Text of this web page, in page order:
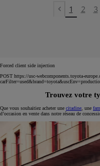
Previous
1 2 3
Forced client side injection
POST https://usc-webcomponents.toyota-
Trouvez votre
Que vous souhaitiez acheter une citadine , une
d’occasion en vente dans notre réseau de